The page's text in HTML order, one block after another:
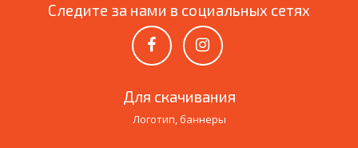
Следите за нами в социальных сетях
Для скачивания
Логотип, баннеры